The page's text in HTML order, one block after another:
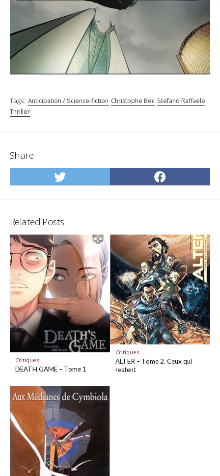
Tags: Anticipation / Science-fiction Christophe Bec Stefano Raffaele
Thriller
Share
Share
on
on
Related Posts
Critiques
DEATH GAME – Tome 1
Critiques
ALTER – Tome 2. Ceux qui
restent